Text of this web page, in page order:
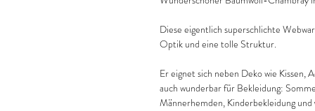
Diese eigentlich superschlichte
Optik und eine tolle Struktur.
Er eignet sich neben Deko wie Kissen,
auch wunderbar für Bekleidung:
Männerhemden, Kinderbekleidung und